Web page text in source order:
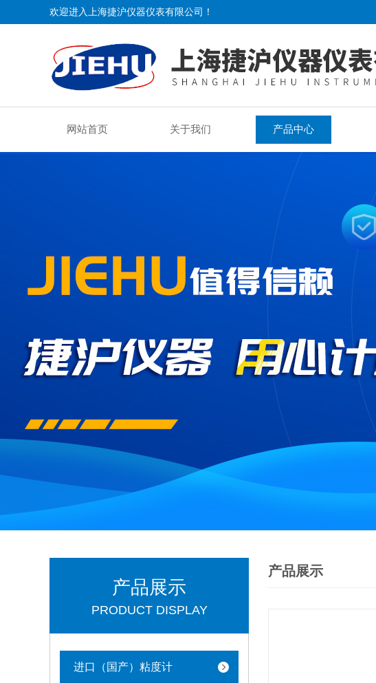
欢迎进入上海捷沪仪器仪表有限公司！
网站首页 关于我们 产品中心
产品展示
PRODUCT DISPLAY
进口（国产）粘度计
产品展示